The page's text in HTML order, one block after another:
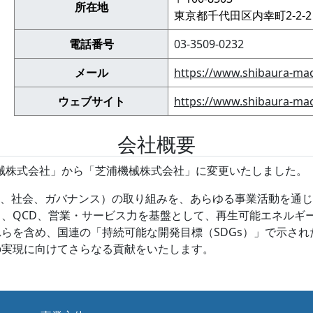
所在地
東京都千代田区内幸町2-2-
電話番号
03-3509-0232
メール
https://www.shibaura-
ウェブサイト
https://www.shibaura-
会社概要
式会社」から「芝浦機械株式会社」に変更いたしました。
社会、ガバナンス）の取り組みを、あらゆる事業活動を通
QCD、営業・サービス力を基盤として、再生可能エネル
を含め、国連の「持続可能な開発目標（SDGs）」で示さ
現に向けてさらなる貢献をいたします。